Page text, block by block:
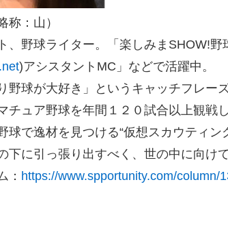
称：山）
、野球ライター。「楽しみまSHOW!野
)アシスタントMC」などで活躍中。
野球が大好き」というキャッチフレー
チュア野球を年間１２０試合以上観戦
球で逸材を見つける“仮想スカウティン
下に引っ張り出すべく、世の中に向け
： https://www.spportunity.com/column/